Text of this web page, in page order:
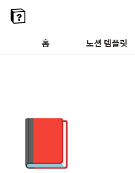
홈 노션 템플릿